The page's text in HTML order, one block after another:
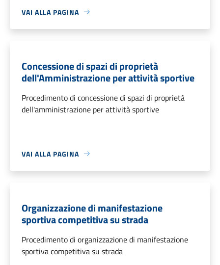
VAI ALLA PAGINA
Concessione di spazi di proprietà
dell'Amministrazione per attività sportive
Procedimento di concessione di spazi di proprietà
dell'amministrazione per attività sportive
VAI ALLA PAGINA
Organizzazione di manifestazione
sportiva competitiva su strada
Procedimento di organizzazione di manifestazione
sportiva competitiva su strada